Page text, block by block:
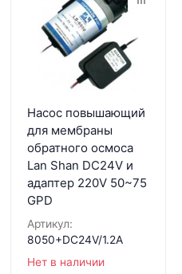
Насос повышающий
для мембраны
обратного осмоса
Lan Shan DC24V и
адаптер 220V 50~75
GPD
Артикул:
8050+DC24V/1.2A
Нет в наличии